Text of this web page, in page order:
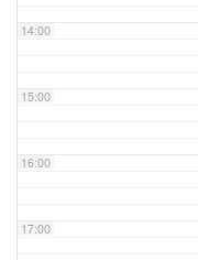
14:00
15:00
16:00
17:00